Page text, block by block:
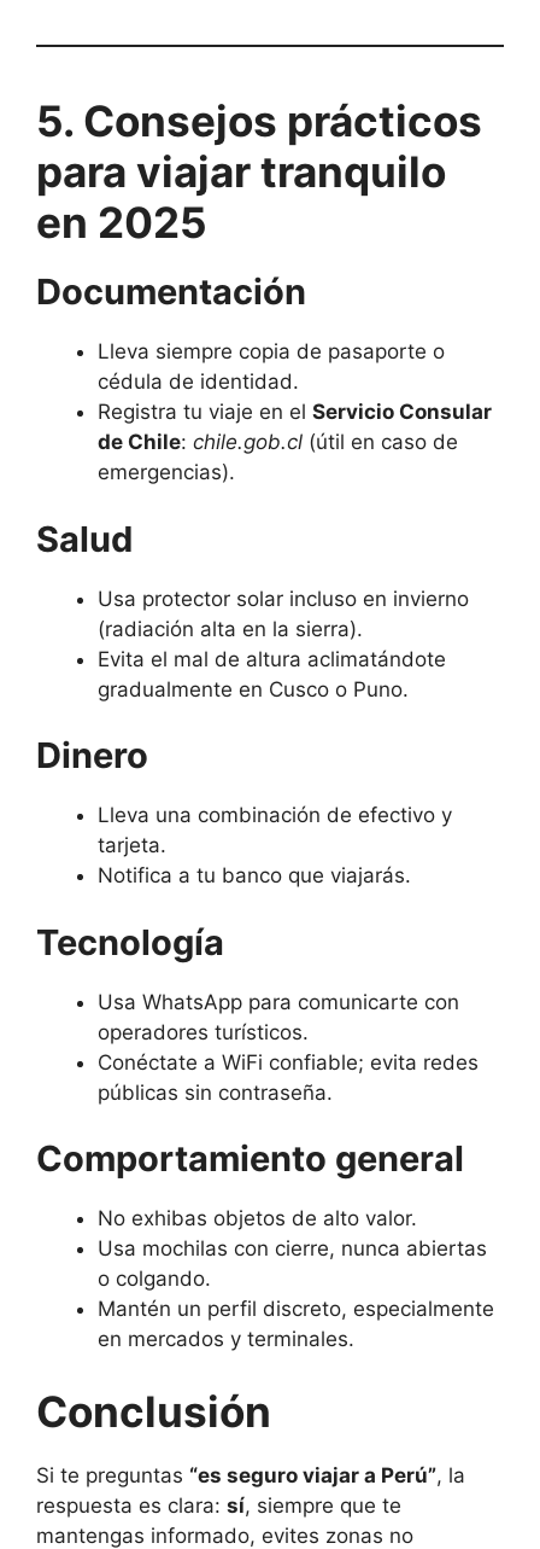
5. Consejos prácticos
para viajar tranquilo
en 2025
Documentación
Lleva siempre copia de pasaporte o
cédula de identidad.
Registra tu viaje en el Servicio Consular
de Chile: chile.gob.cl (útil en caso de
emergencias).
Salud
Usa protector solar incluso en invierno
(radiación alta en la sierra).
Evita el mal de altura aclimatándote
gradualmente en Cusco o Puno.
Dinero
Lleva una combinación de efectivo y
tarjeta.
Notifica a tu banco que viajarás.
Tecnología
Usa WhatsApp para comunicarte con
operadores turísticos.
Conéctate a WiFi confiable; evita redes
públicas sin contraseña.
Comportamiento general
No exhibas objetos de alto valor.
Usa mochilas con cierre, nunca abiertas
o colgando.
Mantén un perfil discreto, especialmente
en mercados y terminales.
Conclusión
Si te preguntas “es seguro viajar a Perú”, la
respuesta es clara: sí, siempre que te
mantengas informado, evites zonas no